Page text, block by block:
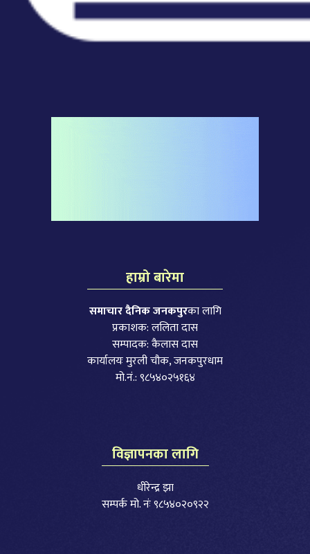
हाम्रो बारेमा
समाचार दैनिक जनकपुरका लागि
प्रकाशक: ललिता दास
सम्पादक: कैलास दास
कार्यालयः मुरली चौक, जनकपुरधाम
मो.नं.: ९८५४०२५१६४
विज्ञापनका लागि
धीरेन्द्र झा
सम्पर्क मो. नंः ९८५४०२०९२२